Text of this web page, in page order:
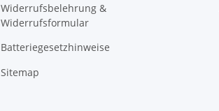
Widerrufsbelehrung &
Widerrufsformular
Batteriegesetzhinweise
Sitemap